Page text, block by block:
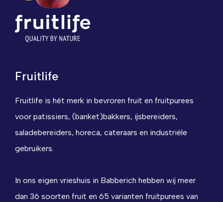
Fruitlife
Fruitlife is hét merk in bevroren fruit en fruitpurees
voor patissiers, (banket)bakkers, ijsbereiders,
saladebereiders, horeca, cateraars en industriële
gebruikers.
In ons eigen vrieshuis in Babberich hebben wij meer
dan 36 soorten fruit en 65 varianten fruitpurees van